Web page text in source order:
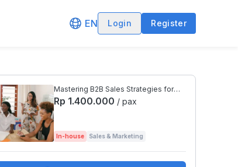
EN Login Register
Mastering B2B Sales Strategies for
Corporate Success
Rp 1.400.000 / pax
In-house Sales & Marketing